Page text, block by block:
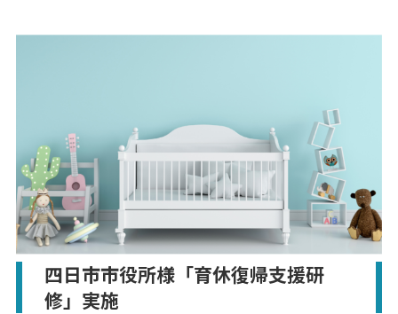
四日市市役所様「育休復帰支援研
修」実施